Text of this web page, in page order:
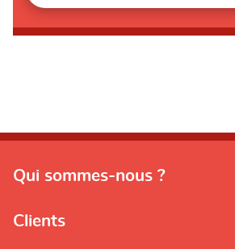
Qui sommes-nous ?
Clients